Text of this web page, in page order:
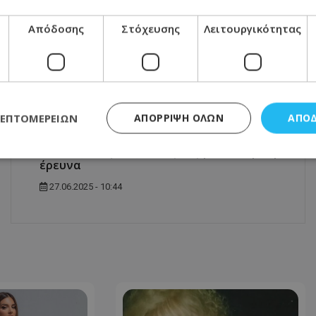
Μοιράσου αυτό το άρθρο
ΕΠΌΜΕΝΟ ΆΡΘΡΟ
Μπραντ Πιτ: Διέρρηξαν την έπαυλή του
έρευνα
27.06.2025 - 10:44
Απόδοσης Στόχευσης Λειτουργικότητας
ΑΠΌΡΡΙΨΗ ΌΛΩΝ
απαραίτητα Απόδοσης
την
κανονισμό